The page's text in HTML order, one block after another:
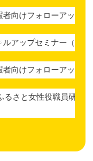
者向けフォローアップ
ルアップセミナー（パー
者向けフォローアップ
るさと女性役職員研修